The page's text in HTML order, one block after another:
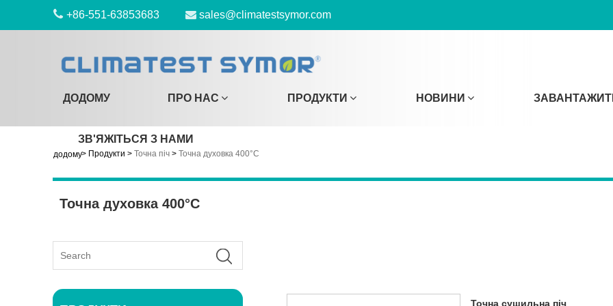
+86-551-63853683 sales@climatestsymor.com
ДОДОМУ ПРО НАС ПРОДУКТИ НОВИНИ
ЗВ'ЯЖІТЬСЯ З НАМИ
додому> Продукти > Точна піч > Точна духовка 400°C
Точна духовка 400°C
Точна сушильна піч